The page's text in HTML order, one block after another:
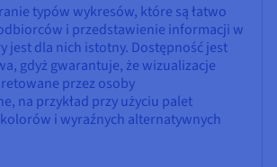
typów wykresów, które są łatwo
i przedstawienie informacji w
jest dla nich istotny. Dostępność jest
gdyż gwarantuje, że wizualizacje
przez osoby
na przykład przy użyciu palet
i wyraźnych alternatywnych